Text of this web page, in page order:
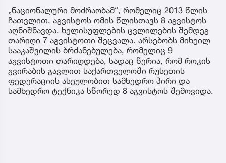
„ნაციონალური მოძრაობამ“, რომელიც 2013 წლის
ჩათვლით, აგვისტოს ომის წლისთავს 8 აგვისტოს
აღნიშნავდა, ხელისუფლების ცვლილების შემდეგ
თარიღი 7 აგვისტოთი შეცვალა. არსებობს მიხეილ
სააკაშვილის ბრძანებულება, რომელიც 9
აგვისტოთი თარიღდება, სადაც წერია, რომ როკის
გვირაბის გავლით საქართველოში რუსეთის
ფედერაციის ასეულობით სამხედრო პირი და
სამხედრო ტექნიკა სწორედ 8 აგვისტოს შემოვიდა.